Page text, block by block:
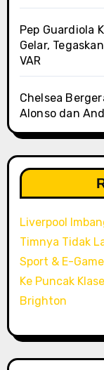
Pep Guardiola
Gelar,
VAR
Chelsea
Alonso dan
Liverpool
Timnya Tidak
Sport & E-
Ke Puncak
Brighton